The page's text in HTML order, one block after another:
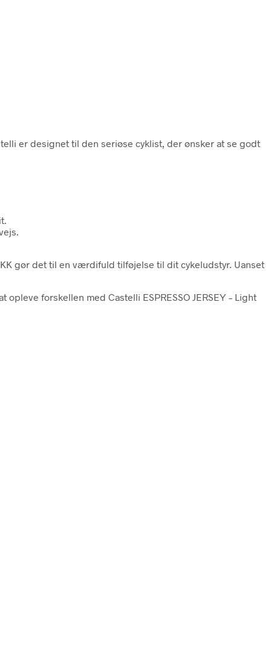
er designet til den seriøse cyklist, der ønsker at se godt
gør det til en værdifuld tilføjelse til dit cykeludstyr. Uanset
forskellen med Castelli ESPRESSO JERSEY – Light